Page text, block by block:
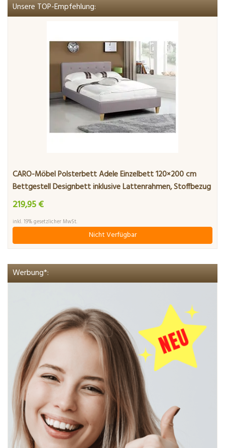
Unsere TOP-Empfehlung:
CARO-Möbel Polsterbett Adele Einzelbett 120×200 cm
Bettgestell Designbett inklusive Lattenrahmen, Stoffbezug
in grau
219,95 €
inkl. 19% gesetzlicher MwSt.
Nicht Verfügbar
Werbung*: